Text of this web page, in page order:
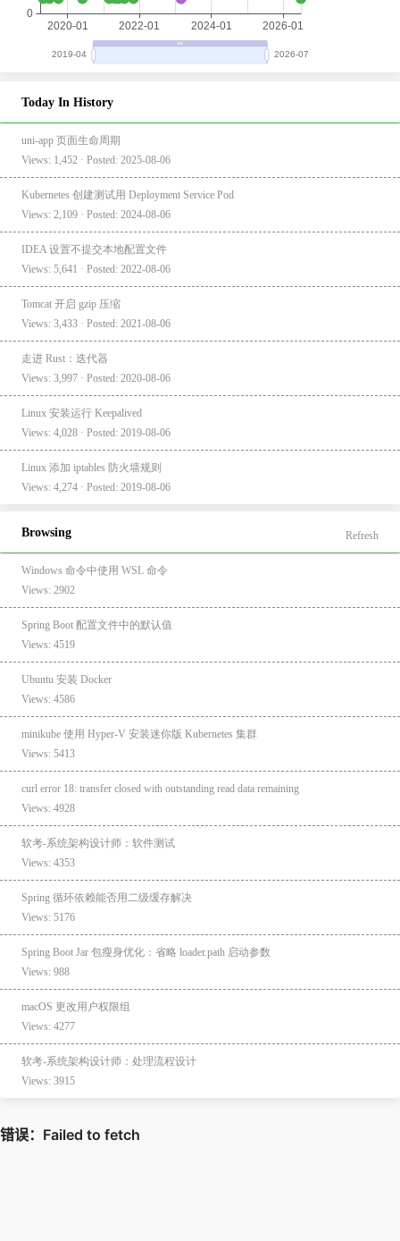
Today In History
uni-app 页面生命周期
Views: 1,452 · Posted: 2025-08-06
Kubernetes 创建测试用 Deployment Service Pod
Views: 2,109 · Posted: 2024-08-06
IDEA 设置不提交本地配置文件
Views: 5,641 · Posted: 2022-08-06
Tomcat 开启 gzip 压缩
Views: 3,433 · Posted: 2021-08-06
走进 Rust：迭代器
Views: 3,997 · Posted: 2020-08-06
Linux 安装运行 Keepalived
Views: 4,028 · Posted: 2019-08-06
Linux 添加 iptables 防火墙规则
Views: 4,274 · Posted: 2019-08-06
Browsing Refresh
Windows 命令中使用 WSL 命令
Views: 2902
Spring Boot 配置文件中的默认值
Views: 4519
Ubuntu 安装 Docker
Views: 4586
minikube 使用 Hyper-V 安装迷你版 Kubernetes 集群
Views: 5413
curl error 18: transfer closed with outstanding read data remaining
Views: 4928
软考-系统架构设计师：软件测试
Views: 4353
Spring 循环依赖能否用二级缓存解决
Views: 5176
Spring Boot Jar 包瘦身优化：省略 loader.path 启动参数
Views: 988
macOS 更改用户权限组
Views: 4277
软考-系统架构设计师：处理流程设计
Views: 3915